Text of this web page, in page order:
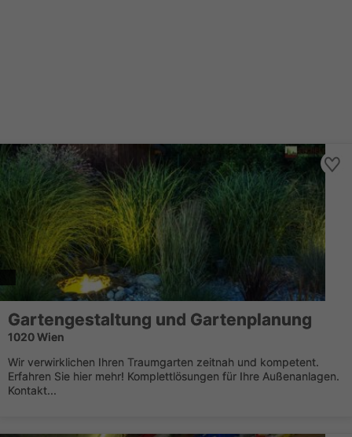
Gartengestaltung und Gartenplanung
1020 Wien
Wir verwirklichen Ihren Traumgarten zeitnah und kompetent.
Erfahren Sie hier mehr! Komplettlösungen für Ihre Außenanlagen.
Kontakt...